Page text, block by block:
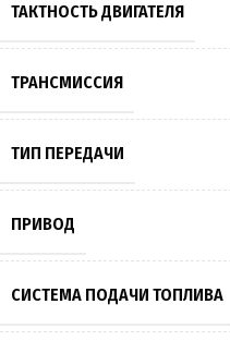
ТАКТНОСТЬ ДВИГАТЕЛЯ
ТРАНСМИССИЯ
ТИП ПЕРЕДАЧИ
ПРИВОД
СИСТЕМА ПОДАЧИ ТОПЛИВА